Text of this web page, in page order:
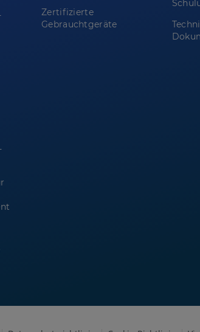
Zertifizierte
Gebrauchtgeräte